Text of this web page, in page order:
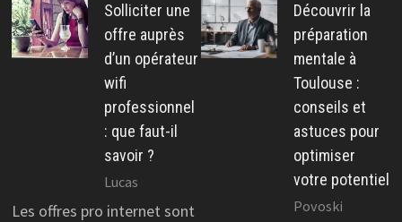
Solliciter une
offre auprès
d’un opérateur
wifi
professionnel
: que faut-il
savoir ?
Lucas
Les offres pro internet sont
Découvrir la
préparation
mentale à
Toulouse :
conseils et
astuces pour
optimiser
votre potentiel
Povoski